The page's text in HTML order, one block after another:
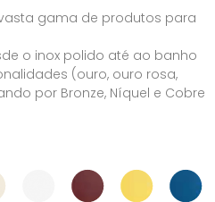
gama de produtos para
o inox polido até ao banho
(ouro, ouro rosa,
por Bronze, Níquel e Cobre